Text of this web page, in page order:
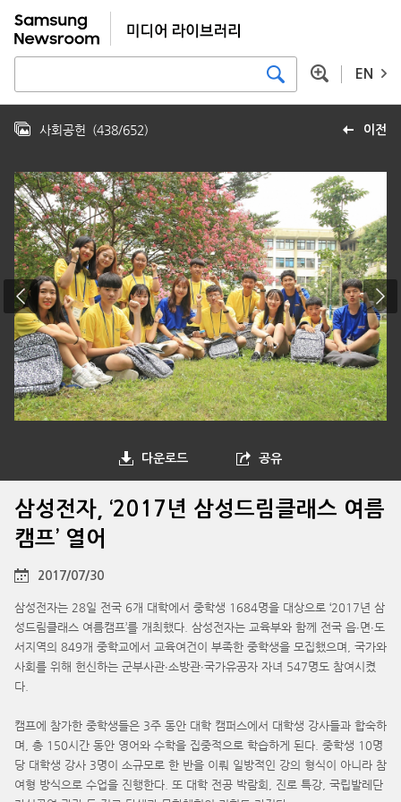
EN
이전
사회공헌 (438/652)
다운로드 공유
삼성전자, ‘2017년 삼성드림클래스 여름
캠프’ 열어
2017/07/30
삼성전자는 28일 전국 6개 대학에서 중학생 1684명을 대상으로 ‘2017년 삼
성드림클래스 여름캠프’를 개최했다. 삼성전자는 교육부와 함께 전국 읍∙면∙도
서지역의 849개 중학교에서 교육여건이 부족한 중학생을 모집했으며, 국가와
사회를 위해 헌신하는 군부사관∙소방관∙국가유공자 자녀 547명도 참여시켰
다.
캠프에 참가한 중학생들은 3주 동안 대학 캠퍼스에서 대학생 강사들과 합숙하
며, 총 150시간 동안 영어와 수학을 집중적으로 학습하게 된다. 중학생 10명
당 대학생 강사 3명이 소규모로 한 반을 이뤄 일방적인 강의 형식이 아니라 참
여형 방식으로 수업을 진행한다. 또 대학 전공 박람회, 진로 특강, 국립발레단